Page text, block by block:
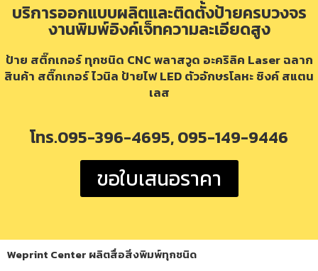
บริการออกแบบผลิตและติดตั้งป้ายครบวงจร
งานพิมพ์อิงค์เจ็ทความละเอียดสูง
ป้าย สติ๊กเกอร์ ทุกชนิด CNC พลาสวูด อะคริลิค Laser ฉลาก
สินค้า สติ๊กเกอร์ ไวนิล ป้ายไฟ LED ตัวอักษรโลหะ ซิงค์ สแตน
เลส
โทร.095-396-4695, 095-149-9446
ขอใบเสนอราคา
Weprint Center ผลิตสื่อสิ่งพิมพ์ทุกชนิด